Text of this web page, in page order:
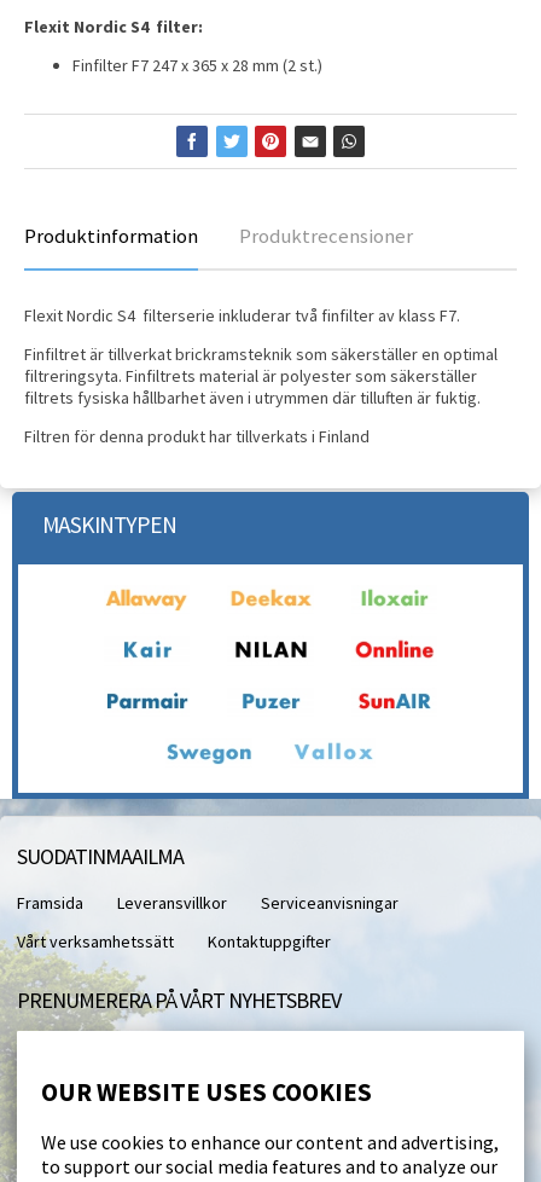
OUR WEBSITE USES COOKIES
We use cookies to enhance our content and advertising,
to support our social media features and to analyze our
Flexit Nordic S4 filter:
Finfilter F7 247 x 365 x 28 mm (2 st.)
Produktinformation Produktrecensioner
Flexit Nordic S4 filterserie inkluderar två finfilter av klass F7.
Finfiltret är tillverkat brickramsteknik som säkerställer en optimal
filtreringsyta. Finfiltrets material är polyester som säkerställer
filtrets fysiska hållbarhet även i utrymmen där tilluften är fuktig.
Filtren för denna produkt har tillverkats i Finland
MASKINTYPEN
SUODATINMAAILMA
Framsida Leveransvillkor
Serviceanvisningar
Vårt verksamhetssätt
Kontaktuppgifter
PRENUMERERA PÅ VÅRT NYHETSBREV
Beställ